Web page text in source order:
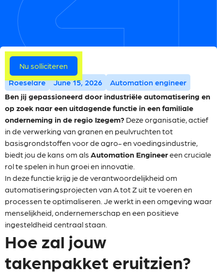
Meer vacatures
Roeselare June 15, 2026
Automation engineer
Ben jij gepassioneerd door industriële automatisering en
op zoek naar een uitdagende functie in een familiale
onderneming in de regio Izegem? Deze organisatie, actief
in de verwerking van granen en peulvruchten tot
basisgrondstoffen voor de agro- en voedingsindustrie,
biedt jou de kans om als Automation Engineereen cruciale
rol te spelen in hun groei en innovatie.
In deze functie krijg je de verantwoordelijkheid om
automatiseringsprojecten van A tot Z uit te voeren en
processen te optimaliseren. Je werkt in een omgeving waar
menselijkheid, ondernemerschap en een positieve
ingesteldheid centraal staan.
Hoe zal jouw
takenpakket eruitzien?
Nu solliciteren